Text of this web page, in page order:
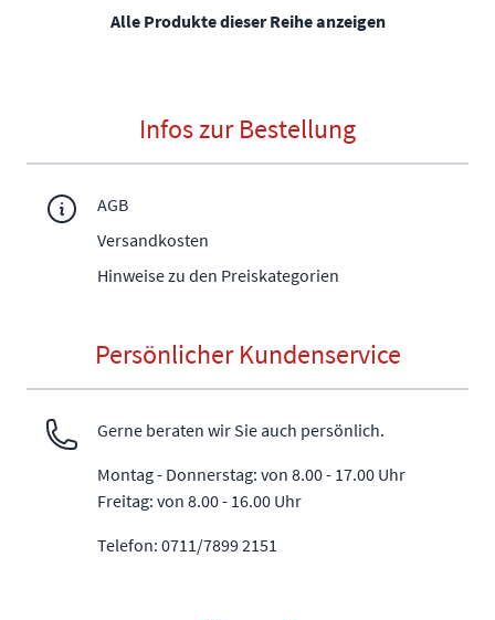
Alle Produkte dieser Reihe anzeigen
Infos zur Bestellung
AGB
Versandkosten
Hinweise zu den Preiskategorien
Persönlicher Kundenservice
Gerne beraten wir Sie auch persönlich.
Montag - Donnerstag: von 8.00 - 17.00 Uhr
Freitag: von 8.00 - 16.00 Uhr
Telefon: 0711/7899 2151